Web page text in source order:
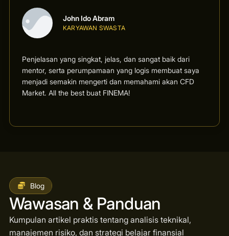
John Ido Abram
KARYAWAN SWASTA
Penjelasan yang singkat, jelas, dan sangat baik dari
mentor, serta perumpamaan yang logis membuat saya
menjadi semakin mengerti dan memahami akan CFD
Market. All the best buat FINEMA!
Blog
Wawasan & Panduan
Kumpulan artikel praktis tentang analisis teknikal,
manajemen risiko, dan strategi belajar finansial